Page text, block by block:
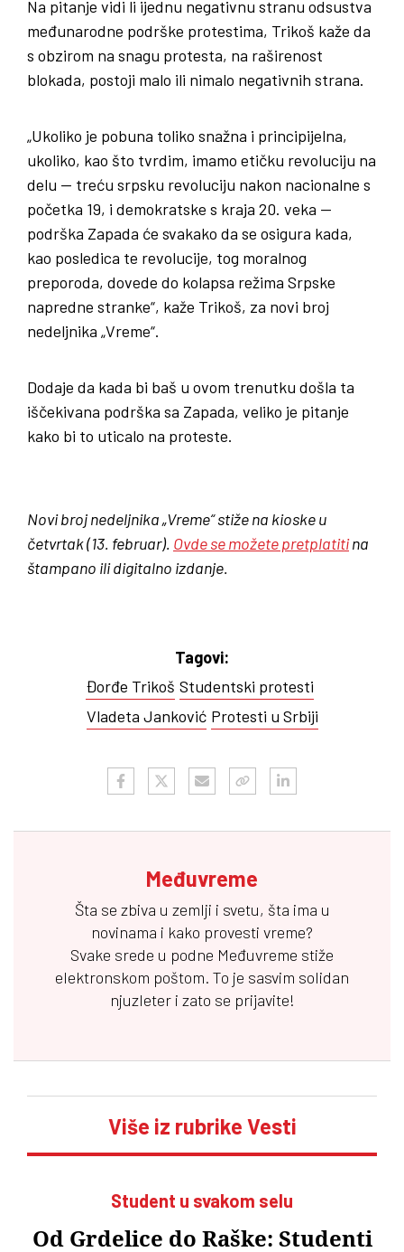
Na pitanje vidi li ijednu negativnu stranu odsustva
međunarodne podrške protestima, Trikoš kaže da
s obzirom na snagu protesta, na raširenost
blokada, postoji malo ili nimalo negativnih strana.
„Ukoliko je pobuna toliko snažna i principijelna,
ukoliko, kao što tvrdim, imamo etičku revoluciju na
delu — treću srpsku revoluciju nakon nacionalne s
početka 19, i demokratske s kraja 20. veka —
podrška Zapada će svakako da se osigura kada,
kao posledica te revolucije, tog moralnog
preporoda, dovede do kolapsa režima Srpske
napredne stranke“, kaže Trikoš, za novi broj
nedeljnika „Vreme“.
Dodaje da kada bi baš u ovom trenutku došla ta
iščekivana podrška sa Zapada, veliko je pitanje
kako bi to uticalo na proteste.
Novi broj nedeljnika „Vreme“ stiže na kioske u
četvrtak (13. februar). Ovde se možete pretplatitina
štampano ili digitalno izdanje.
Tagovi:
Đorđe Trikoš Studentski protesti
Vladeta Janković Protesti u Srbiji
Međuvreme
Šta se zbiva u zemlji i svetu, šta ima u
novinama i kako provesti vreme?
Svake srede u podne Međuvreme stiže
elektronskom poštom. To je sasvim solidan
njuzleter i zato se prijavite!
Više iz rubrike Vesti
Student u svakom selu
Od Grdelice do Raške: Studenti